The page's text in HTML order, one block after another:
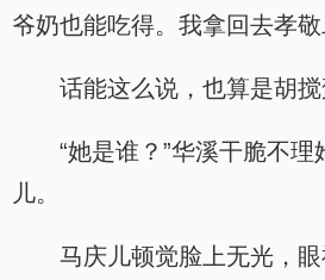
爷奶也能吃得。我拿回去孝
话能这么说，也算是胡搅
“她是谁？”华溪干脆不
儿。
马庆儿顿觉脸上无光，眼